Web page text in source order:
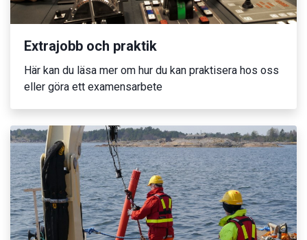
Extrajobb och praktik
Här kan du läsa mer om hur du kan praktisera hos oss
eller göra ett examensarbete